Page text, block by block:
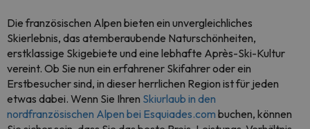
Die französischen Alpen bieten ein unvergleichliches
Skierlebnis, das atemberaubende Naturschönheiten,
erstklassige Skigebiete und eine lebhafte Après-Ski-Kultur
vereint. Ob Sie nun ein erfahrener Skifahrer oder ein
Erstbesucher sind, in dieser herrlichen Region ist für jeden
etwas dabei. Wenn Sie Ihren Skiurlaub in den
nordfranzösischen Alpen bei Esquiades.com buchen, können